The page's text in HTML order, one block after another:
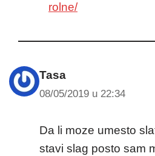
rolne/
Tasa
08/05/2019 u 22:34
Da li moze umesto
stavi slag posto sam